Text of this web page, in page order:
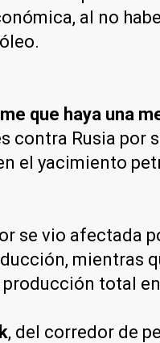
al no
que haya una
contra Rusia por
el yacimiento
se vio afectada
mientras
total
, del corredor de